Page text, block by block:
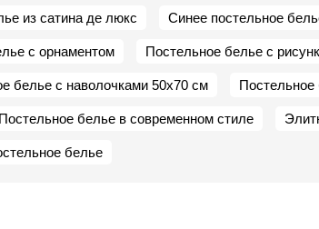
из сатина де люкс Синее постельное
с орнаментом Постельное белье с
белье с наволочками 50х70 см Постельное
Постельное белье в современном стиле
белье